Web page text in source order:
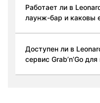
Работает ли в
лаунж-бар и каковы
Доступен ли в
сервис Grab’n’Go